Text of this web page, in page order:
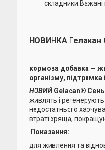
складники.Важані
НОВИНКА Гелакан
кормова добавка —
організму, підтримка
НОВИЙ Gelacan®
живлять і регенерують
недостатнього
втраті хряща,
Показання:
для живлення та